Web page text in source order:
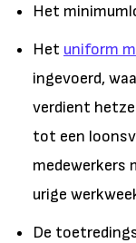
Het
Het uniform
ingevoerd,
verdient
tot een
medewerkers
urige
De